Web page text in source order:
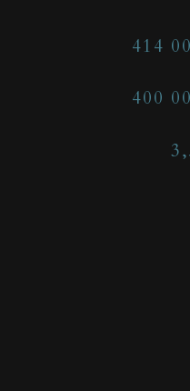
414
400